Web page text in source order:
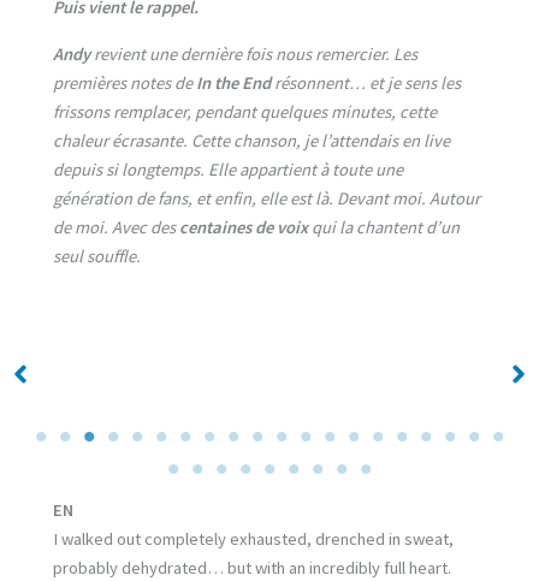
Puis vient le rappel.
Andyrevient une dernière fois nous remercier. Les
premières notes deIn the Endrésonnent… et je sens les
frissons remplacer, pendant quelques minutes, cette
chaleur écrasante. Cette chanson, je l’attendais en live
depuis si longtemps. Elle appartient à toute une
génération de fans, et enfin, elle est là. Devant moi. Autour
de moi. Avec descentaines de voixqui la chantent d’un
seul souffle.
EN
I walked out completely exhausted, drenched in sweat,
probably dehydrated… but with an incredibly full heart.